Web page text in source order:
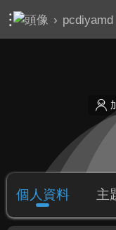
›
個人資料 主